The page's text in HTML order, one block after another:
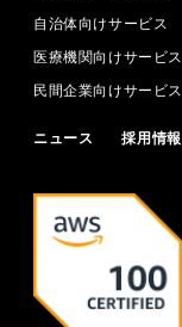
自治体向けサービス
医療機関向けサービス
民間企業向けサービス
ニュース 採用情報